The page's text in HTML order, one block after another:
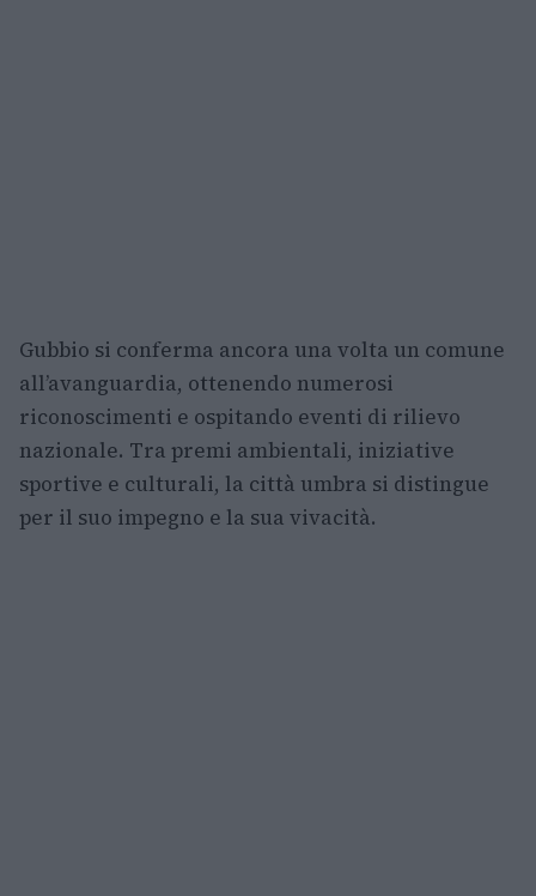
Gubbio si conferma ancora una volta un comune
all’avanguardia, ottenendo numerosi
riconoscimenti e ospitando eventi di rilievo
nazionale. Tra premi ambientali, iniziative
sportive e culturali, la città umbra si distingue
per il suo impegno e la sua vivacità.